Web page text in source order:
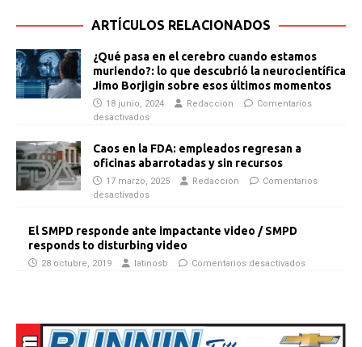
ARTÍCULOS RELACIONADOS
¿Qué pasa en el cerebro cuando estamos
muriendo?: lo que descubrió la neurocientífica
Jimo Borjigin sobre esos últimos momentos
18 junio, 2024 Redaccion
Comentarios
desactivados
Caos en la FDA: empleados regresan a
oficinas abarrotadas y sin recursos
17 marzo, 2025 Redaccion
Comentarios
desactivados
El SMPD responde ante impactante video / SMPD
responds to disturbing video
28 octubre, 2019 latinosb Comentarios desactivados